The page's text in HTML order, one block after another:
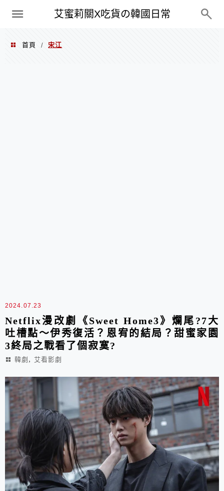
艾蜜莉關X吃貨の韓國日常
PXN
首頁 / 宋江
2024.07.23
Netflix漫改劇《Sweet Home3》爛尾?7大
吐槽點～伊秀復活？恩宥的結局？甜蜜家園
3終局之戰看了個寂寞?
韓劇 , 艾看影劇